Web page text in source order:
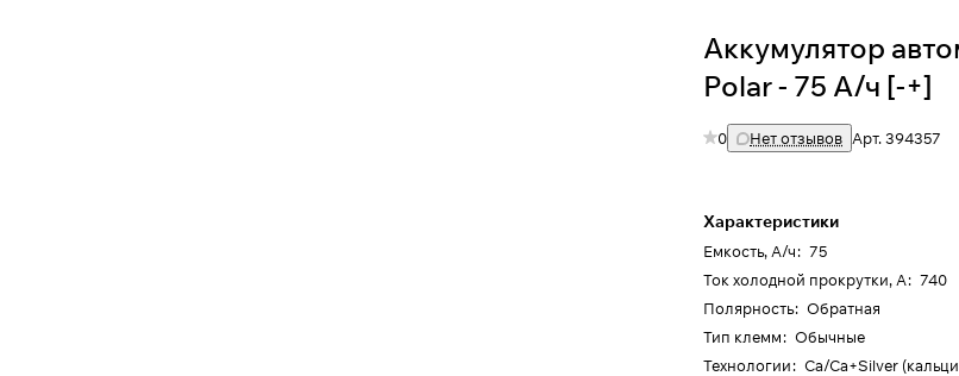
Аккумулятор
Polar - 75 А/ч [-+]
0 Нет отзывов Арт.394357
Характеристики
Емкость, А/ч: 75
Ток холодной прокрутки, А: 740
Полярность: Обратная
Тип клемм: Обычные
Технологии: Ca/Ca+Silver